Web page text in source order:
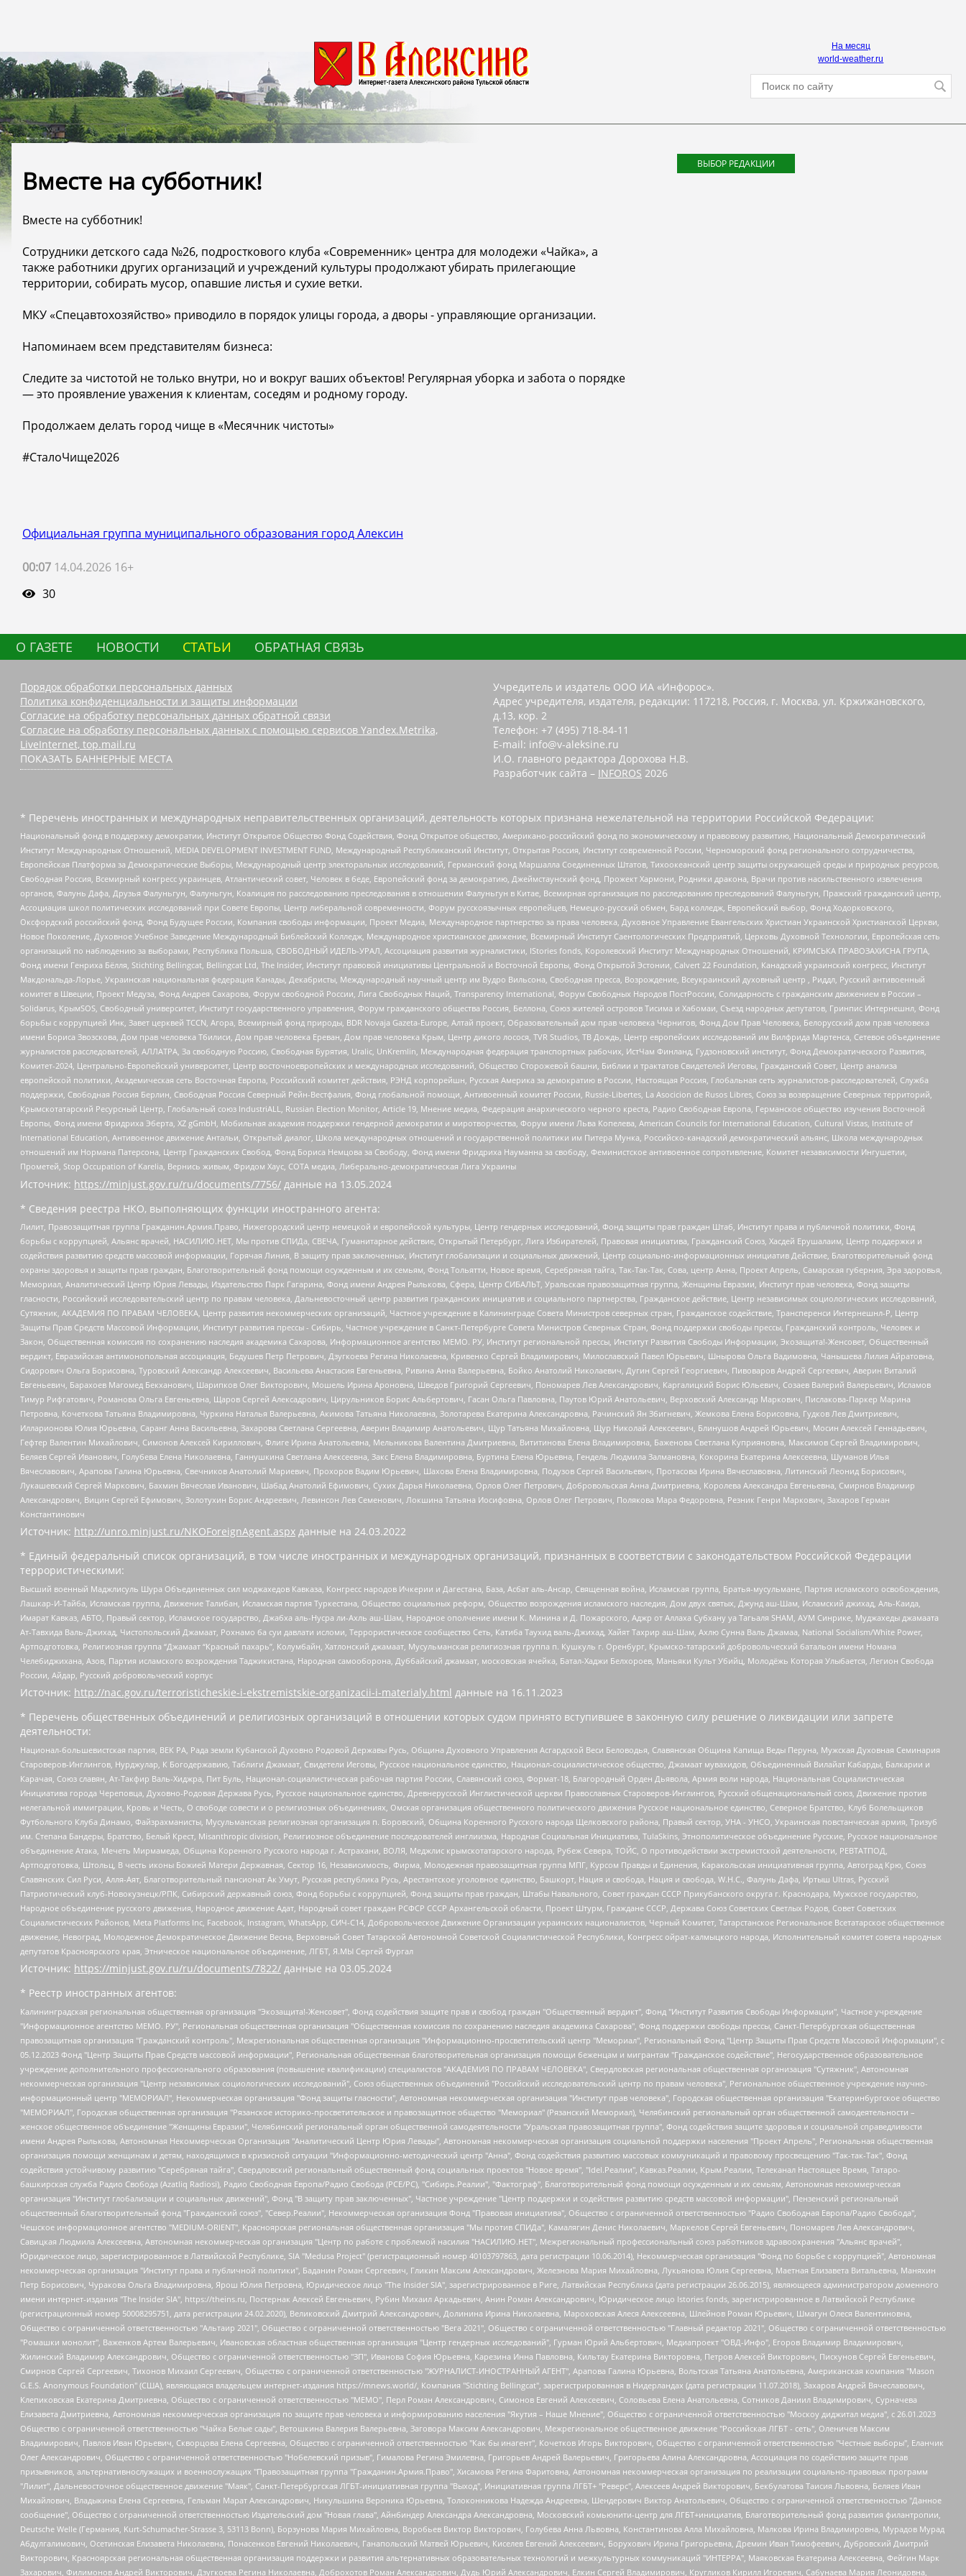
На месяц
world-weather.ru
Вместе на субботник!
Вместе на субботник!
Сотрудники детского сада №26, подросткового клуба «Современник» центра для молодежи «Чайка», а
также работники других организаций и учреждений культуры продолжают убирать прилегающие
территории, собирать мусор, опавшие листья и сухие ветки.
МКУ «Спецавтохозяйство» приводило в порядок улицы города, а дворы - управляющие организации.
Напоминаем всем представителям бизнеса:
Следите за чистотой не только внутри, но и вокруг ваших объектов! Регулярная уборка и забота о порядке
— это проявление уважения к клиентам, соседям и родному городу.
Продолжаем делать город чище в «Месячник чистоты»
#СталоЧище2026
Официальная группа муниципального образования город Алексин
00:07 14.04.2026 16+
30
ВЫБОР РЕДАКЦИИ
О ГАЗЕТЕ НОВОСТИ СТАТЬИ ОБРАТНАЯ СВЯЗЬ
Порядок обработки персональных данных
Политика конфиденциальности и защиты информации
Согласие на обработку персональных данных обратной связи
Согласие на обработку персональных данных с помощью сервисов Yandex.Metrika,
LiveInternet, top.mail.ru
ПОКАЗАТЬ БАННЕРНЫЕ МЕСТА
Учредитель и издатель ООО ИА «Инфорос».
Адрес учредителя, издателя, редакции: 117218, Россия, г. Москва, ул. Кржижановского,
д.13, кор. 2
Телефон: +7 (495) 718-84-11
E-mail: info@v-aleksine.ru
И.О. главного редактора Дорохова Н.В.
Разработчик сайта – INFOROS 2026
* Перечень иностранных и международных неправительственных организаций, деятельность которых признана нежелательной на территории Российской Федерации:
Национальный фонд в поддержку демократии, Институт Открытое Общество Фонд Содействия, Фонд Открытое общество, Американо-российский фонд по экономическому и правовому развитию, Национальный Демократический
Институт Международных Отношений, MEDIA DEVELOPMENT INVESTMENT FUND, Международный Республиканский Институт, Открытая Россия, Институт современной России, Черноморский фонд регионального сотрудничества,
Европейская Платформа за Демократические Выборы, Международный центр электоральных исследований, Германский фонд Маршалла Соединенных Штатов, Тихоокеанский центр защиты окружающей среды и природных ресурсов,
Свободная Россия, Всемирный конгресс украинцев, Атлантический совет, Человек в беде, Европейский фонд за демократию, Джеймстаунский фонд, Прожект Хармони, Родники дракона, Врачи против насильственного извлечения
органов, Фалунь Дафа, Друзья Фалуньгун, Фалуньгун, Коалиция по расследованию преследования в отношении Фалуньгун в Китае, Всемирная организация по расследованию преследований Фалуньгун, Пражский гражданский центр,
Ассоциация школ политических исследований при Совете Европы, Центр либеральной современности, Форум русскоязычных европейцев, Немецко-русский обмен, Бард колледж, Европейский выбор, Фонд Ходорковского,
Оксфордский российский фонд, Фонд Будущее России, Компания свободы информации, Проект Медиа, Международное партнерство за права человека, Духовное Управление Евангельских Христиан Украинской Христианской Церкви,
Новое Поколение, Духовное Учебное Заведение Международный Библейский Колледж, Международное христианское движение, Всемирный Институт Саентологических Предприятий, Церковь Духовной Технологии, Европейская сеть
организаций по наблюдению за выборами, Республика Польша, СВОБОДНЫЙ ИДЕЛЬ-УРАЛ, Ассоциация развития журналистики, IStories fonds, Королевский Институт Международных Отношений, КРИМСЬКА ПРАВОЗАХИСНА ГРУПА,
Фонд имени Генриха Бёлля, Stichting Bellingcat, Bellingcat Ltd, The Insider, Институт правовой инициативы Центральной и Восточной Европы, Фонд Открытой Эстонии, Calvert 22 Foundation, Канадский украинский конгресс, Институт
Макдональда-Лорье, Украинская национальная федерация Канады, Декабристы, Международный научный центр им Вудро Вильсона, Свободная пресса, Возрождение, Всеукраинский духовный центр , Риддл, Русский антивоенный
комитет в Швеции, Проект Медуза, Фонд Андрея Сахарова, Форум свободной России, Лига Свободных Наций, Transparеncy International, Форум Свободных Народов ПостРоссии, Солидарность с гражданским движением в России –
Solidarus, КрымSOS, Свободный университет, Институт государственного управления, Форум гражданского общества Россия, Беллона, Союз жителей островов Тисима и Хабомаи, Съезд народных депутатов, Гринпис Интернешнл, Фонд
борьбы с коррупцией Инк, Завет церквей TCCN, Агора, Всемирный фонд природы, BDR Novaja Gazeta-Europe, Алтай проект, Образовательный дом прав человека Чернигов, Фонд Дом Прав Человека, Белорусский дом прав человека
имени Бориса Звозскова, Дом прав человека Тбилиси, Дом прав человека Ереван, Дом прав человека Крым, Центр дикого лосося, TVR Studios, ТВ Дождь, Центр европейских исследований им Вилфрида Мартенса, Сетевое объединение
журналистов расследователей, АЛЛАТРА, За свободную Россию, Свободная Бурятия, Uralic, UnKremlin, Международная федерация транспортных рабочих, ИстЧам Финланд, Гудзоновский институт, Фонд Демократического Развития,
Комитет-2024, Центрально-Европейский университет, Центр восточноевропейских и международных исследований, Общество Сторожевой башни, Библии и трактатов Свидетелей Иеговы, Гражданский Совет, Центр анализа
европейской политики, Академическая сеть Восточная Европа, Российский комитет действия, РЭНД корпорейшн, Русская Америка за демократию в России, Настоящая Россия, Глобальная сеть журналистов-расследователей, Служба
поддержки, Свободная Россия Берлин, Свободная Россия Северный Рейн-Вестфалия, Фонд глобальной помощи, Антивоенный комитет России, Russie-Libertes, La Asocicion de Rusos Libres, Союз за возвращение Северных территорий,
Крымскотатарский Ресурсный Центр, Глобальный союз IndustriALL, Russian Election Monitor, Article 19, Мнение медиа, Федерация анархического черного креста, Радио Свободная Европа, Германское общество изучения Восточной
Европы, Фонд имени Фридриха Эберта, XZ gGmbH, Мобильная академия поддержки гендерной демократии и миротворчества, Форум имени Льва Копелева, American Councils for International Education, Cultural Vistas, Institute of
International Education, Антивоенное движение Антальи, Открытый диалог, Школа международных отношений и государственной политики им Питера Мунка, Российско-канадский демократический альянс, Школа международных
отношений им Нормана Патерсона, Центр Гражданских Свобод, Фонд Бориса Немцова за Свободу, Фонд имени Фридриха Науманна за свободу, Феминистское антивоенное сопротивление, Комитет независимости Ингушетии,
Прометей, Stop Occupation of Karelia, Вернись живым, Фридом Хаус, СОТА медиа, Либерально-демократическая Лига Украины
Источник: https://minjust.gov.ru/ru/documents/7756/ данные на 13.05.2024
* Сведения реестра НКО, выполняющих функции иностранного агента:
Лилит, Правозащитная группа Гражданин.Армия.Право, Нижегородский центр немецкой и европейской культуры, Центр гендерных исследований, Фонд защиты прав граждан Штаб, Институт права и публичной политики, Фонд
борьбы с коррупцией, Альянс врачей, НАСИЛИЮ.НЕТ, Мы против СПИДа, СВЕЧА, Гуманитарное действие, Открытый Петербург, Лига Избирателей, Правовая инициатива, Гражданский Союз, Хасдей Ерушалаим, Центр поддержки и
содействия развитию средств массовой информации, Горячая Линия, В защиту прав заключенных, Институт глобализации и социальных движений, Центр социально-информационных инициатив Действие, Благотворительный фонд
охраны здоровья и защиты прав граждан, Благотворительный фонд помощи осужденным и их семьям, Фонд Тольятти, Новое время, Серебряная тайга, Так-Так-Так, Сова, центр Анна, Проект Апрель, Самарская губерния, Эра здоровья,
Мемориал, Аналитический Центр Юрия Левады, Издательство Парк Гагарина, Фонд имени Андрея Рылькова, Сфера, Центр СИБАЛЬТ, Уральская правозащитная группа, Женщины Евразии, Институт прав человека, Фонд защиты
гласности, Российский исследовательский центр по правам человека, Дальневосточный центр развития гражданских инициатив и социального партнерства, Гражданское действие, Центр независимых социологических исследований,
Сутяжник, АКАДЕМИЯ ПО ПРАВАМ ЧЕЛОВЕКА, Центр развития некоммерческих организаций, Частное учреждение в Калининграде Совета Министров северных стран, Гражданское содействие, Трансперенси Интернешнл-Р, Центр
Защиты Прав Средств Массовой Информации, Институт развития прессы - Сибирь, Частное учреждение в Санкт-Петербурге Совета Министров Северных Стран, Фонд поддержки свободы прессы, Гражданский контроль, Человек и
Закон, Общественная комиссия по сохранению наследия академика Сахарова, Информационное агентство МЕМО. РУ, Институт региональной прессы, Институт Развития Свободы Информации, Экозащита!-Женсовет, Общественный
вердикт, Евразийская антимонопольная ассоциация, Бедушев Петр Петрович, Дзугкоева Регина Николаевна, Кривенко Сергей Владимирович, Милославский Павел Юрьевич, Шнырова Ольга Вадимовна, Чанышева Лилия Айратовна,
Сидорович Ольга Борисовна, Туровский Александр Алексеевич, Васильева Анастасия Евгеньевна, Ривина Анна Валерьевна, Бойко Анатолий Николаевич, Дугин Сергей Георгиевич, Пивоваров Андрей Сергеевич, Аверин Виталий
Евгеньевич, Барахоев Магомед Бекханович, Шарипков Олег Викторович, Мошель Ирина Ароновна, Шведов Григорий Сергеевич, Пономарев Лев Александрович, Каргалицкий Борис Юльевич, Созаев Валерий Валерьевич, Исламов
Тимур Рифгатович, Романова Ольга Евгеньевна, Щаров Сергей Алексадрович, Цирульников Борис Альбертович, Гасан Ольга Павловна, Паутов Юрий Анатольевич, Верховский Александр Маркович, Пислакова-Паркер Марина
Петровна, Кочеткова Татьяна Владимировна, Чуркина Наталья Валерьевна, Акимова Татьяна Николаевна, Золотарева Екатерина Александровна, Рачинский Ян Збигневич, Жемкова Елена Борисовна, Гудков Лев Дмитриевич,
Илларионова Юлия Юрьевна, Саранг Анна Васильевна, Захарова Светлана Сергеевна, Аверин Владимир Анатольевич, Щур Татьяна Михайловна, Щур Николай Алексеевич, Блинушов Андрей Юрьевич, Мосин Алексей Геннадьевич,
Гефтер Валентин Михайлович, Симонов Алексей Кириллович, Флиге Ирина Анатольевна, Мельникова Валентина Дмитриевна, Вититинова Елена Владимировна, Баженова Светлана Куприяновна, Максимов Сергей Владимирович,
Беляев Сергей Иванович, Голубева Елена Николаевна, Ганнушкина Светлана Алексеевна, Закс Елена Владимировна, Буртина Елена Юрьевна, Гендель Людмила Залмановна, Кокорина Екатерина Алексеевна, Шуманов Илья
Вячеславович, Арапова Галина Юрьевна, Свечников Анатолий Мариевич, Прохоров Вадим Юрьевич, Шахова Елена Владимировна, Подузов Сергей Васильевич, Протасова Ирина Вячеславовна, Литинский Леонид Борисович,
Лукашевский Сергей Маркович, Бахмин Вячеслав Иванович, Шабад Анатолий Ефимович, Сухих Дарья Николаевна, Орлов Олег Петрович, Добровольская Анна Дмитриевна, Королева Александра Евгеньевна, Смирнов Владимир
Александрович, Вицин Сергей Ефимович, Золотухин Борис Андреевич, Левинсон Лев Семенович, Локшина Татьяна Иосифовна, Орлов Олег Петрович, Полякова Мара Федоровна, Резник Генри Маркович, Захаров Герман
Константинович
Источник: http://unro.minjust.ru/NKOForeignAgent.aspx данные на 24.03.2022
* Единый федеральный список организаций, в том числе иностранных и международных организаций, признанных в соответствии с законодательством Российской Федерации
террористическими:
Высший военный Маджлисуль Шура Объединенных сил моджахедов Кавказа, Конгресс народов Ичкерии и Дагестана, База, Асбат аль-Ансар, Священная война, Исламская группа, Братья-мусульмане, Партия исламского освобождения,
Лашкар-И-Тайба, Исламская группа, Движение Талибан, Исламская партия Туркестана, Общество социальных реформ, Общество возрождения исламского наследия, Дом двух святых, Джунд аш-Шам, Исламский джихад, Аль-Каида,
Имарат Кавказ, АБТО, Правый сектор, Исламское государство, Джабха аль-Нусра ли-Ахль аш-Шам, Народное ополчение имени К. Минина и Д. Пожарского, Аджр от Аллаха Субхану уа Тагьаля SHAM, АУМ Синрике, Муджахеды джамаата
Ат-Тавхида Валь-Джихад, Чистопольский Джамаат, Рохнамо ба суи давлати исломи, Террористическое сообщество Сеть, Катиба Таухид валь-Джихад, Хайят Тахрир аш-Шам, Ахлю Сунна Валь Джамаа, National Socialism/White Power,
Артподготовка, Религиозная группа “Джамаат “Красный пахарь”, Колумбайн, Хатлонский джамаат, Мусульманская религиозная группа п. Кушкуль г. Оренбург, Крымско-татарский добровольческий батальон имени Номана
Челебиджихана, Азов, Партия исламского возрождения Таджикистана, Народная самооборона, Дуббайский джамаат, московская ячейка, Батал-Хаджи Белхороев, Маньяки Культ Убийц, Молодёжь Которая Улыбается, Легион Свобода
России, Айдар, Русский добровольческий корпус
Источник: http://nac.gov.ru/terroristicheskie-i-ekstremistskie-organizacii-i-materialy.html данные на 16.11.2023
* Перечень общественных объединений и религиозных организаций в отношении которых судом принято вступившее в законную силу решение о ликвидации или запрете
деятельности:
Национал-большевистская партия, ВЕК РА, Рада земли Кубанской Духовно Родовой Державы Русь, Община Духовного Управления Асгардской Веси Беловодья, Славянская Община Капища Веды Перуна, Мужская Духовная Семинария
Староверов-Инглингов, Нурджулар, К Богодержавию, Таблиги Джамаат, Свидетели Иеговы, Русское национальное единство, Национал-социалистическое общество, Джамаат мувахидов, Объединенный Вилайат Кабарды, Балкарии и
Карачая, Союз славян, Ат-Такфир Валь-Хиджра, Пит Буль, Национал-социалистическая рабочая партия России, Славянский союз, Формат-18, Благородный Орден Дьявола, Армия воли народа, Национальная Социалистическая
Инициатива города Череповца, Духовно-Родовая Держава Русь, Русское национальное единство, Древнерусской Инглистической церкви Православных Староверов-Инглингов, Русский общенациональный союз, Движение против
нелегальной иммиграции, Кровь и Честь, О свободе совести и о религиозных объединениях, Омская организация общественного политического движения Русское национальное единство, Северное Братство, Клуб Болельщиков
Футбольного Клуба Динамо, Файзрахманисты, Мусульманская религиозная организация п. Боровский, Община Коренного Русского народа Щелковского района, Правый сектор, УНА - УНСО, Украинская повстанческая армия, Тризуб
им. Степана Бандеры, Братство, Белый Крест, Misanthropic division, Религиозное объединение последователей инглиизма, Народная Социальная Инициатива, TulaSkins, Этнополитическое объединение Русские, Русское национальное
объединение Атака, Мечеть Мирмамеда, Община Коренного Русского народа г. Астрахани, ВОЛЯ, Меджлис крымскотатарского народа, Рубеж Севера, ТОЙС, О противодействии экстремистской деятельности, РЕВТАТПОД,
Артподготовка, Штольц, В честь иконы Божией Матери Державная, Сектор 16, Независимость, Фирма, Молодежная правозащитная группа МПГ, Курсом Правды и Единения, Каракольская инициативная группа, Автоград Крю, Союз
Славянских Сил Руси, Алля-Аят, Благотворительный пансионат Ак Умут, Русская республика Русь, Арестантское уголовное единство, Башкорт, Нация и свобода, Нация и свобода, W.H.С., Фалунь Дафа, Иртыш Ultras, Русский
Патриотический клуб-Новокузнецк/РПК, Сибирский державный союз, Фонд борьбы с коррупцией, Фонд защиты прав граждан, Штабы Навального, Совет граждан СССР Прикубанского округа г. Краснодара, Мужское государство,
Народное объединение русского движения, Народное движение Адат, Народный совет граждан РСФСР СССР Архангельской области, Проект Штурм, Граждане СССР, Держава Союз Советских Светлых Родов, Совет Советских
Социалистических Районов, Meta Platforms Inc, Facebook, Instagram, WhatsApp, СИЧ-С14, Добровольческое Движение Организации украинских националистов, Черный Комитет, Татарстанское Региональное Всетатарское общественное
движение, Невоград, Молодежное Демократическое Движение Весна, Верховный Совет Татарской Автономной Советской Социалистической Республики, Конгресс ойрат-калмыцкого народа, Исполнительный комитет совета народных
депутатов Красноярского края, Этническое национальное объединение, ЛГБТ, Я.МЫ Сергей Фургал
Источник: https://minjust.gov.ru/ru/documents/7822/ данные на 03.05.2024
* Реестр иностранных агентов:
Калининградская региональная общественная организация "Экозащита!-Женсовет", Фонд содействия защите прав и свобод граждан "Общественный вердикт", Фонд "Институт Развития Свободы Информации", Частное учреждение "Информационное агентство МЕМО. РУ", Региональная общественная организация "Общественная комиссия по сохранению наследия академика Сахарова", Фонд поддержки свободы прессы, Санкт-Петербургская общественная правозащитная организация "Гражданский контроль", Межрегиональная общественная организация "Информационно-просветительский центр "Мемориал", Региональный Фонд "Центр Защиты Прав Средств Массовой Информации", с 05.12.2023 Фонд "Центр Защиты Прав Средств массовой информации", Региональная общественная благотворительная организация помощи беженцам и мигрантам "Гражданское содействие", Негосударственное образовательное учреждение дополнительного профессионального образования (повышение квалификации) специалистов "АКАДЕМИЯ ПО ПРАВАМ ЧЕЛОВЕКА", Свердловская региональная общественная организация "Сутяжник", Автономная некоммерческая организация "Центр независимых социологических исследований", Союз общественных объединений "Российский исследовательский центр по правам человека", Региональное общественное учреждение научно-информационный центр "МЕМОРИАЛ", Некоммерческая организация "Фонд защиты гласности", Автономная некоммерческая организация "Институт прав человека", Городская общественная организация "Екатеринбургское общество "МЕМОРИАЛ", Городская общественная организация "Рязанское историко-просветительское и правозащитное общество "Мемориал" (Рязанский Мемориал), Челябинский региональный орган общественной самодеятельности – женское общественное объединение "Женщины Евразии", Челябинский региональный орган общественной самодеятельности "Уральская правозащитная группа", Фонд содействия защите здоровья и социальной справедливости имени Андрея Рылькова, Автономная Некоммерческая Организация "Аналитический Центр Юрия Левады", Автономная некоммерческая организация социальной поддержки населения "Проект Апрель", Региональная общественная организация помощи женщинам и детям, находящимся в кризисной ситуации "Информационно-методический центр "Анна", Фонд содействия развитию массовых коммуникаций и правовому просвещению "Так-так-Так", Фонд содействия устойчивому развитию "Серебряная тайга", Свердловский региональный общественный фонд социальных проектов "Новое время", "Idel.Реалии", Кавказ.Реалии, Крым.Реалии, Телеканал Настоящее Время, Татаро-башкирская служба Радио Свобода (Azatliq Radiosi), Радио Свободная Европа/Радио Свобода (PCE/PC), "Сибирь.Реалии", "Фактограф", Благотворительный фонд помощи осужденным и их семьям, Автономная некоммерческая организация "Институт глобализации и социальных движений", Фонд "В защиту прав заключенных", Частное учреждение "Центр поддержки и содействия развитию средств массовой информации", Пензенский региональный общественный благотворительный фонд "Гражданский союз", "Север.Реалии", Некоммерческая организация Фонд "Правовая инициатива", Общество с ограниченной ответственностью "Радио Свободная Европа/Радио Свобода", Чешское информационное агентство "MEDIUM-ORIENT", Красноярская региональная общественная организация "Мы против СПИДа", Камалягин Денис Николаевич, Маркелов Сергей Евгеньевич, Пономарев Лев Александрович, Савицкая Людмила Алексеевна, Автономная некоммерческая организация "Центр по работе с проблемой насилия "НАСИЛИЮ.НЕТ", Межрегиональный профессиональный союз работников здравоохранения "Альянс врачей", Юридическое лицо, зарегистрированное в Латвийской Республике, SIA "Medusa Project" (регистрационный номер 40103797863, дата регистрации 10.06.2014), Некоммерческая организация "Фонд по борьбе с коррупцией", Автономная некоммерческая организация "Институт права и публичной политики", Баданин Роман Сергеевич, Гликин Максим Александрович, Железнова Мария Михайловна, Лукьянова Юлия Сергеевна, Маетная Елизавета Витальевна, Маняхин Петр Борисович, Чуракова Ольга Владимировна, Ярош Юлия Петровна, Юридическое лицо "The Insider SIA", зарегистрированное в Риге, Латвийская Республика (дата регистрации 26.06.2015), являющееся администратором доменного имени интернет-издания "The Insider SIA", https://theins.ru, Постернак Алексей Евгеньевич, Рубин Михаил Аркадьевич, Анин Роман Александрович, Юридическое лицо Istories fonds, зарегистрированное в Латвийской Республике (регистрационный номер 50008295751, дата регистрации 24.02.2020), Великовский Дмитрий Александрович, Долинина Ирина Николаевна, Мароховская Алеся Алексеевна, Шлейнов Роман Юрьевич, Шмагун Олеся Валентиновна, Общество с ограниченной ответственностью "Альтаир 2021", Общество с ограниченной ответственностью "Вега 2021", Общество с ограниченной ответственностью "Главный редактор 2021", Общество с ограниченной ответственностью "Ромашки монолит", Важенков Артем Валерьевич, Ивановская областная общественная организация "Центр гендерных исследований", Гурман Юрий Альбертович, Медиапроект "ОВД-Инфо", Егоров Владимир Владимирович, Жилинский Владимир Александрович, Общество с ограниченной ответственностью "ЗП", Иванова София Юрьевна, Карезина Инна Павловна, Кильтау Екатерина Викторовна, Петров Алексей Викторович, Пискунов Сергей Евгеньевич, Смирнов Сергей Сергеевич, Тихонов Михаил Сергеевич, Общество с ограниченной ответственностью "ЖУРНАЛИСТ-ИНОСТРАННЫЙ АГЕНТ", Арапова Галина Юрьевна, Вольтская Татьяна Анатольевна, Американская компания "Mason G.E.S. Anonymous Foundation" (США), являющаяся владельцем интернет-издания https://mnews.world/, Компания "Stichting Bellingcat", зарегистрированная в Нидерландах (дата регистрации 11.07.2018), Захаров Андрей Вячеславович, Клепиковская Екатерина Дмитриевна, Общество с ограниченной ответственностью "МЕМО", Перл Роман Александрович, Симонов Евгений Алексеевич, Соловьева Елена Анатольевна, Сотников Даниил Владимирович, Сурначева Елизавета Дмитриевна, Автономная некоммерческая организация по защите прав человека и информированию населения "Якутия – Наше Мнение", Общество с ограниченной ответственностью "Москоу диджитал медиа", с 26.01.2023 Общество с ограниченной ответственностью "Чайка Белые сады", Ветошкина Валерия Валерьевна, Заговора Максим Александрович, Межрегиональное общественное движение "Российская ЛГБТ - сеть", Оленичев Максим Владимирович, Павлов Иван Юрьевич, Скворцова Елена Сергеевна, Общество с ограниченной ответственностью "Как бы инагент", Кочетков Игорь Викторович, Общество с ограниченной ответственностью "Честные выборы", Еланчик Олег Александрович, Общество с ограниченной ответственностью "Нобелевский призыв", Гималова Регина Эмилевна, Григорьев Андрей Валерьевич, Григорьева Алина Александровна, Ассоциация по содействию защите прав призывников, альтернативнослужащих и военнослужащих "Правозащитная группа "Гражданин.Армия.Право", Хисамова Регина Фаритовна, Автономная некоммерческая организация по реализации социально-правовых программ "Лилит", Дальневосточное общественное движение "Маяк", Санкт-Петербургская ЛГБТ-инициативная группа "Выход", Инициативная группа ЛГБТ+ "Реверс", Алексеев Андрей Викторович, Бекбулатова Таисия Львовна, Беляев Иван Михайлович, Владыкина Елена Сергеевна, Гельман Марат Александрович, Никульшина Вероника Юрьевна, Толоконникова Надежда Андреевна, Шендерович Виктор Анатольевич, Общество с ограниченной ответственностью "Данное сообщение", Общество с ограниченной ответственностью Издательский дом "Новая глава", Айнбиндер Александра Александровна, Московский комьюнити-центр для ЛГБТ+инициатив, Благотворительный фонд развития филантропии, Deutsche Welle (Германия, Kurt-Schumacher-Strasse 3, 53113 Bonn), Борзунова Мария Михайловна, Воробьев Виктор Викторович, Голубева Анна Львовна, Константинова Алла Михайловна, Малкова Ирина Владимировна, Мурадов Мурад Абдулгалимович, Осетинская Елизавета Николаевна, Понасенков Евгений Николаевич, Ганапольский Матвей Юрьевич, Киселев Евгений Алексеевич, Борухович Ирина Григорьевна, Дремин Иван Тимофеевич, Дубровский Дмитрий Викторович, Красноярская региональная общественная организация поддержки и развития альтернативных образовательных технологий и межкультурных коммуникаций "ИНТЕРРА", Маяковская Екатерина Алексеевна, Фейгин Марк Захарович, Филимонов Андрей Викторович, Дзугкоева Регина Николаевна, Доброхотов Роман Александрович, Дудь Юрий Александрович, Елкин Сергей Владимирович, Кругликов Кирилл Игоревич, Сабунаева Мария Леонидовна, Семенов Алексей Владимирович, Шаинян Карен Багратович, Шульман Екатерина Михайловна, Асафьев Артур Валерьевич, Вахштайн Виктор Семенович, Венедиктов Алексей Алексеевич, Лушникова Екатерина Евгеньевна, Волков Леонид Михайлович, Невзоров Александр Глебович, Пархоменко Сергей Борисович, Сироткин Ярослав Николаевич, Кара-Мурза Владимир Владимирович, Баранова Наталья Владимировна, Гозман Леонид Яковлевич, Кагарлицкий Борис Юльевич, Климарев Михаил Валерьевич, Милов Владимир Станиславович, Автономная некоммерческая организация Краснодарский центр современного искусства "Типография", Моргенштерн Алишер Тагирович, Соболь Любовь Эдуардовна, Общество с ограниченной ответственностью "ЛИЗА НОРМ", Каспаров Гарри Кимович, Ходорковский Михаил Борисович, Общество с ограниченной ответственностью "Апрельские тезисы", Данилович Ирина Брониславовна, Кашин Олег Владимирович, Петров Николай Владимирович, Пивоваров Алексей Владимирович, Соколов Михаил Владимирович, Цветкова Юлия Владимировна, Чичваркин Евгений Александрович, Комитет против пыток/Команда против пыток, Общество с ограниченной ответственностью "Первый научный", Общество с ограниченной ответственностью "Вертолет и ко", Белоцерковская Вероника Борисовна, Кац Максим Евгеньевич, Лазарева Татьяна Юрьевна, Шаведдинов Руслан Табризович, Яшин Илья Валерьевич, Общество с ограниченной ответственностью "Иноагент ААВ", Алешковский Дмитрий Петрович, Альбац Евгения Марковна, Быков Дмитрий Львович, Галямина Юлия Евгеньевна, Лойко Сергей Леонидович, Мартынов Кирилл Константинович, Медведев Сергей Александрович, Крашенинников Федор Геннадиевич, Гордеева Катерина Вл